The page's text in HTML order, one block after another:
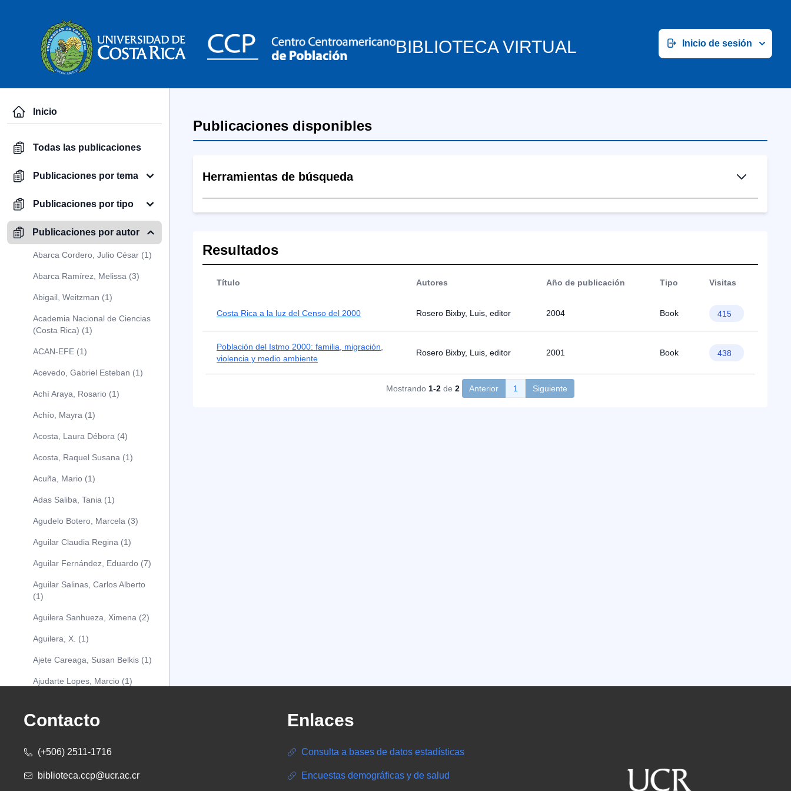
BIBLIOTECA VIRTUAL Inicio de sesión
Inicio
Todas las publicaciones
Publicaciones por tema
Publicaciones por tipo
Publicaciones por autor
Abarca Cordero, Julio César (1)
Abarca Ramírez, Melissa (3)
Abigail, Weitzman (1)
Academia Nacional de Ciencias
(Costa Rica) (1)
ACAN-EFE (1)
Acevedo, Gabriel Esteban (1)
Achí Araya, Rosario (1)
Achío, Mayra (1)
Acosta, Laura Débora (4)
Acosta, Raquel Susana (1)
Acuña, Mario (1)
Adas Saliba, Tania (1)
Agudelo Botero, Marcela (3)
Aguilar Claudia Regina (1)
Aguilar Fernández, Eduardo (7)
Aguilar Salinas, Carlos Alberto
(1)
Aguilera Sanhueza, Ximena (2)
Aguilera, X. (1)
Ajete Careaga, Susan Belkis (1)
Ajudarte Lopes, Marcio (1)
(1)
Albareda Tiana (1)
Alcócer Alfaro, Diana (1)
Publicaciones disponibles
Herramientas de búsqueda
Resultados
Título Autores Año de publicación Tipo Visitas
Costa Rica a la luz del Censo del 2000 Rosero Bixby, Luis, editor 2004 Book 415
Población del Istmo 2000: familia, migración,
violencia y medio ambiente
Rosero Bixby, Luis, editor 2001 Book 438
Mostrando 1-2 de 2 Anterior 1 Siguiente
Contacto
(+506) 2511-1716
biblioteca.ccp@ucr.ac.cr
Enlaces
Consulta a bases de datos estadísticas
Encuestas demográficas y de salud